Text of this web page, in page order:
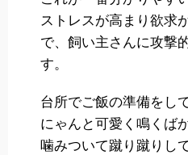
ストレスが高まり欲求
で、飼い主さんに攻撃
す。
台所でご飯の準備をし
にゃんと可愛く鳴くば
噛みついて蹴り蹴りし